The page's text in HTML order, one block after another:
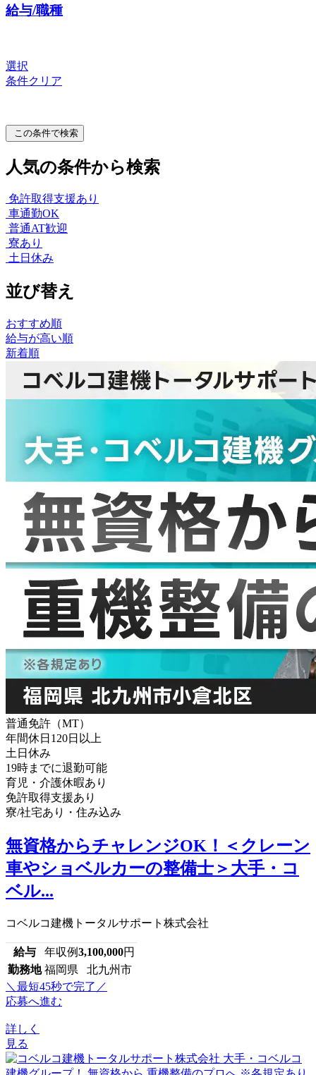
給与/職種
選択
条件クリア
この条件で検索
人気の条件から検索
免許取得支援あり
車通勤OK
普通AT歓迎
寮あり
土日休み
並び替え
おすすめ順
給与が高い順
新着順
普通免許（MT）
年間休日120日以上
土日休み
19時までに退勤可能
育児・介護休暇あり
免許取得支援あり
寮/社宅あり・住み込み
無資格からチャレンジOK！＜クレーン
車やショベルカーの整備士＞大手・コ
ベル...
コベルコ建機トータルサポート株式会社
給与 年収例3,100,000円
勤務地 福岡県 北九州市
＼最短45秒で完了／
応募へ進む
詳しく
見る